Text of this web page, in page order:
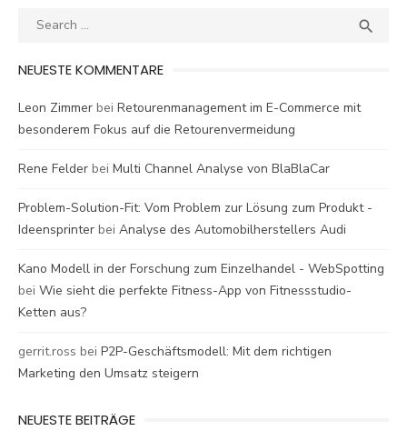
Search

NEUESTE KOMMENTARE
Leon Zimmer bei Retourenmanagement im E-Commerce mit
besonderem Fokus auf die Retourenvermeidung
Rene Felder bei Multi Channel Analyse von BlaBlaCar
Problem-Solution-Fit: Vom Problem zur Lösung zum Produkt -
Ideensprinter bei Analyse des Automobilherstellers Audi
Kano Modell in der Forschung zum Einzelhandel - WebSpotting
bei Wie sieht die perfekte Fitness-App von Fitnessstudio-
Ketten aus?
gerrit.ross bei P2P-Geschäftsmodell: Mit dem richtigen
Marketing den Umsatz steigern
NEUESTE BEITRÄGE